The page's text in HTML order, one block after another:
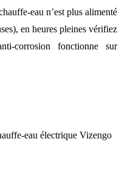
eau n’est plus alimenté
en heures pleines vérifiez
corrosion fonctionne sur